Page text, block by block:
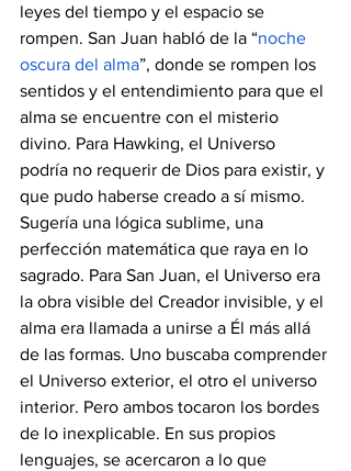
leyes del tiempo y el espacio se
rompen. San Juan habló de la “noche
oscura del alma”, donde se rompen los
sentidos y el entendimiento para que el
alma se encuentre con el misterio
divino. Para Hawking, el Universo
podría no requerir de Dios para existir, y
que pudo haberse creado a sí mismo.
Sugería una lógica sublime, una
perfección matemática que raya en lo
sagrado. Para San Juan, el Universo era
la obra visible del Creador invisible, y el
alma era llamada a unirse a Él más allá
de las formas. Uno buscaba comprender
el Universo exterior, el otro el universo
interior. Pero ambos tocaron los bordes
de lo inexplicable. En sus propios
lenguajes, se acercaron a lo que